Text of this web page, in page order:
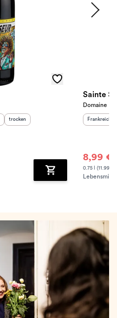
Geschmack
trocken
Zum Warenkorb
Sainte
Domaine
Frankreich
8,99 €
0.75 l (11.99 €